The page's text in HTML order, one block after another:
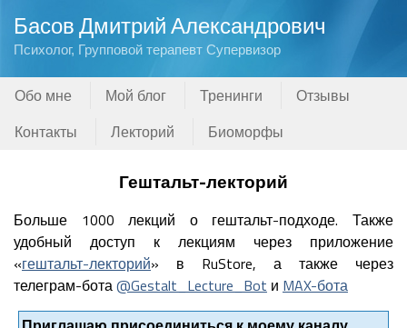
Басов Дмитрий Александрович
Психолог, Групповой терапевт Супервизор
Обо мне Мой блог Тренинги
Отзывы
Контакты
Лекторий Биоморфы
Гештальт-лекторий
Больше 1000 лекций о гештальт-подходе. Также
удобный доступ к лекциям через приложение
«гештальт-лекторий» в RuStore, а также через
телеграм-бота@Gestalt_Lecture_Bot и MAX-бота